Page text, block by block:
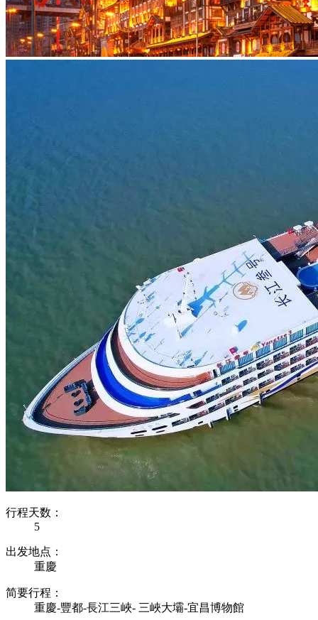
行程天数：
5
出发地点：
重慶
简要行程：
重慶-豐都-長江三峽- 三峽大壩-宜昌博物館